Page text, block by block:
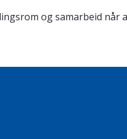
og samarbeid når